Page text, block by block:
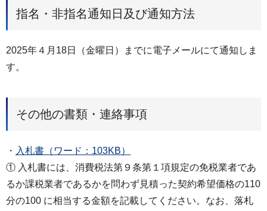
指名・非指名通知日及び通知方法
2025年４月18日（金曜日）までに電子メールにて通知しま
す。
その他の書類・連絡事項
・ 入札書（ワード：103KB）
① 入札書には、消費税法第９条第１項規定の免税業者であ
るか課税業者であるかを問わず見積った契約希望価格の110
分の100 に相当する金額を記載してください。なお、落札